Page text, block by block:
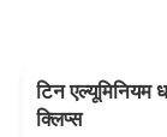
टिन
क्लिप्स